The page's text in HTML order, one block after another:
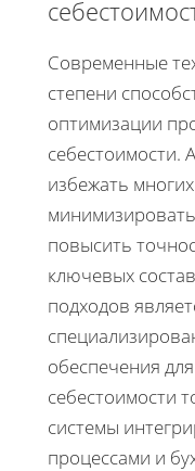
Современные
степени
оптимизации
себестоимости.
избежать
повысить
ключевых
подходов
обеспечения
себестоимости
системы
процессами и